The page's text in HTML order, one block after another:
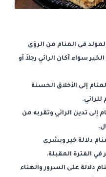
فى المنام من الرؤى
سواء أكان الرائي رجلاَ أو
إلى الأخلاق الحسنة
للرائي.
إلى تدين الرائي وتقربه من
دلالة خير وبشرى
الفترة المقبلة.
دلالة على السرور والهناء